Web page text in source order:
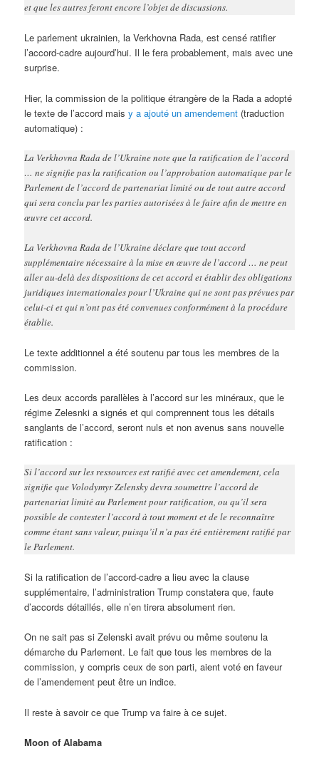
et que les autres feront encore l’objet de discussions.
Le parlement ukrainien, la Verkhovna Rada, est censé ratifier
l’accord-cadre aujourd’hui. Il le fera probablement, mais avec une
surprise.
Hier, la commission de la politique étrangère de la Rada a adopté
le texte de l’accord maisy a ajouté un amendement (traduction
automatique) :
La Verkhovna Rada de l’Ukraine note que la ratification de l’accord
… ne signifie pas la ratification ou l’approbation automatique par le
Parlement de l’accord de partenariat limité ou de tout autre accord
qui sera conclu par les parties autorisées à le faire afin de mettre en
œuvre cet accord.
La Verkhovna Rada de l’Ukraine déclare que tout accord
supplémentaire nécessaire à la mise en œuvre de l’accord … ne peut
aller au-delà des dispositions de cet accord et établir des obligations
juridiques internationales pour l’Ukraine qui ne sont pas prévues par
celui-ci et qui n’ont pas été convenues conformément à la procédure
établie.
Le texte additionnel a été soutenu par tous les membres de la
commission.
Les deux accords parallèles à l’accord sur les minéraux, que le
régime Zelesnki a signés et qui comprennent tous les détails
sanglants de l’accord, seront nuls et non avenus sans nouvelle
ratification :
Si l’accord sur les ressources est ratifié avec cet amendement, cela
signifie que Volodymyr Zelensky devra soumettre l’accord de
partenariat limité au Parlement pour ratification, ou qu’il sera
possible de contester l’accord à tout moment et de le reconnaître
comme étant sans valeur, puisqu’il n’a pas été entièrement ratifié par
le Parlement.
Si la ratification de l’accord-cadre a lieu avec la clause
supplémentaire, l’administration Trump constatera que, faute
d’accords détaillés, elle n’en tirera absolument rien.
On ne sait pas si Zelenski avait prévu ou même soutenu la
démarche du Parlement. Le fait que tous les membres de la
commission, y compris ceux de son parti, aient voté en faveur
de l’amendement peut être un indice.
Il reste à savoir ce que Trump va faire à ce sujet.
Moon of Alabama